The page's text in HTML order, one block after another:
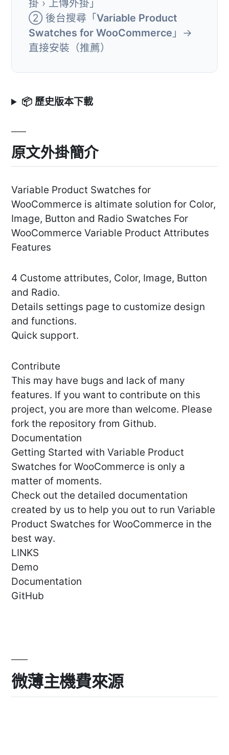
掛 › 上傳外掛」
② 後台搜尋「Variable Product
Swatches for WooCommerce 」→
直接安裝（推薦）
📦 歷史版本下載
原文外掛簡介
Variable Product Swatches for
WooCommerce is altimate solution for Color,
Image, Button and Radio Swatches For
WooCommerce Variable Product Attributes
Features
4 Custome attributes, Color, Image, Button
and Radio.
Details settings page to customize design
and functions.
Quick support.
Contribute
This may have bugs and lack of many
features. If you want to contribute on this
project, you are more than welcome. Please
fork the repository from Github.
Documentation
Getting Started with Variable Product
Swatches for WooCommerce is only a
matter of moments.
Check out the detailed documentation
created by us to help you out to run Variable
Product Swatches for WooCommerce in the
best way.
LINKS
Demo
Documentation
GitHub
微薄主機費來源